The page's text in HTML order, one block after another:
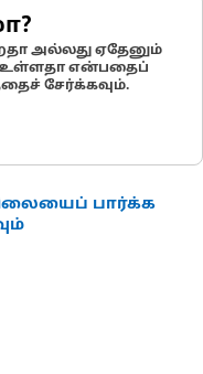
அல்லது ஏதேனும்
உள்ளதா என்பதைப்
சேர்க்கவும்.
பார்க்க